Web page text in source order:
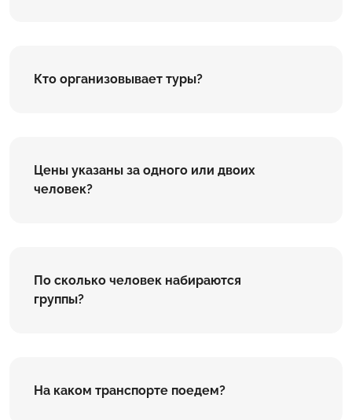
Кто организовывает туры?
Цены указаны за одного или двоих
человек?
По сколько человек набираются
группы?
На каком транспорте поедем?